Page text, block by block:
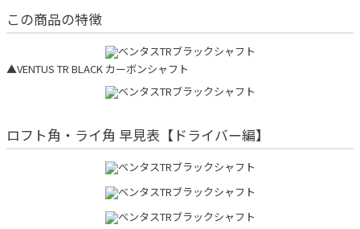
この商品の特徴
▲VENTUS TR BLACK カーボンシャフト
ロフト角・ライ角 早見表【ドライバー編】